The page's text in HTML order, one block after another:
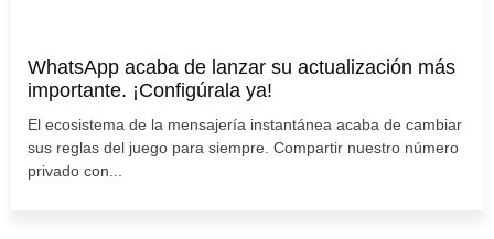
WhatsApp acaba de lanzar su actualización más
importante. ¡Configúrala ya!
El ecosistema de la mensajería instantánea acaba de cambiar
sus reglas del juego para siempre. Compartir nuestro número
privado con...